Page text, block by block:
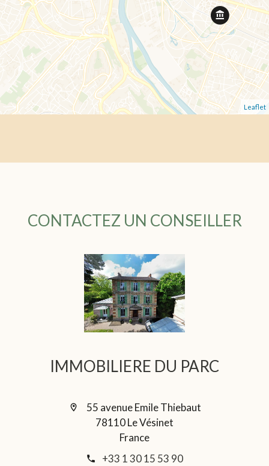
Leaflet
CONTACTEZ UN CONSEILLER
IMMOBILIERE DU PARC
55 avenue Emile Thiebaut
78110 Le Vésinet
France
+33 1 30 15 53 90